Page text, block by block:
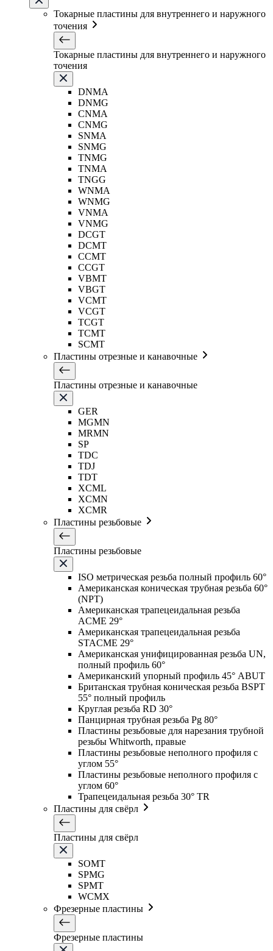
Токарные пластины для внутреннего и наружного
точения
Токарные пластины для внутреннего и наружного
точения
DNMA
DNMG
CNMA
CNMG
SNMA
SNMG
TNMG
TNMA
TNGG
WNMA
WNMG
VNMA
VNMG
DCGT
DCMT
CCMT
CCGT
VBMT
VBGT
VCMT
VCGT
TCGT
TCMT
SCMT
Пластины отрезные и канавочные
Пластины отрезные и канавочные
GER
MGMN
MRMN
SP
TDC
TDJ
TDT
XCML
XCMN
XCMR
Пластины резьбовые
Пластины резьбовые
ISO метрическая резьба полный профиль 60°
Американская коническая трубная резьба 60°
(NPT)
Американская трапецеидальная резьба
ACME 29°
Американская трапецеидальная резьба
STACME 29°
Американская унифицированная резьба UN,
полный профиль 60°
Американский упорный профиль 45° ABUT
Британская трубная коническая резьба BSPT
55° полный профиль
Круглая резьба RD 30°
Панцирная трубная резьба Pg 80°
Пластины резьбовые для нарезания трубной
резьбы Whitworth, правые
Пластины резьбовые неполного профиля с
углом 55°
Пластины резьбовые неполного профиля с
углом 60°
Трапецеидальная резьба 30° TR
Пластины для свёрл
Пластины для свёрл
SOMT
SPMG
SPMT
WCMX
Фрезерные пластины
Фрезерные пластины